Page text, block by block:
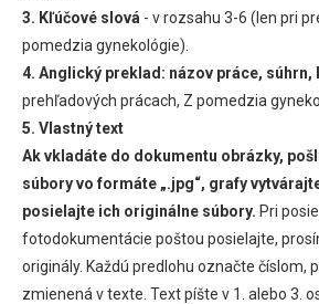
3. Kľúčové slová - v rozsahu 3-6 (len pri
pomedzia gynekológie).
4. Anglický preklad: názov práce, súhrn,
prehľadových prácach, Z pomedzia
5. Vlastný text
Ak vkladáte do dokumentu obrázky,
súbory vo formáte „.jpg“, grafy
posielajte ich originálne súbory. Pri
fotodokumentácie poštou posielajte,
originály. Každú predlohu označte číslom,
zmienená v texte. Text píšte v 1. alebo 3.